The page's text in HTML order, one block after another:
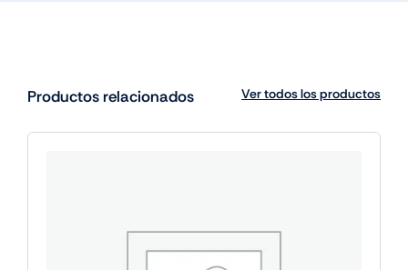
Productos relacionados Ver todos los productos